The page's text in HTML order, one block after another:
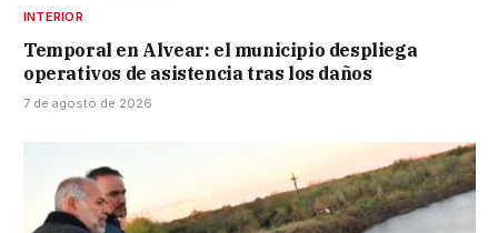
INTERIOR
Temporal en Alvear: el municipio despliega
operativos de asistencia tras los daños
7 de agosto de 2026